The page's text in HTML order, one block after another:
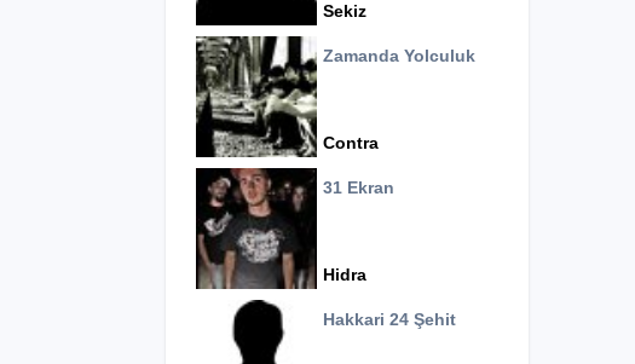
Sekiz
Zamanda Yolculuk
Contra
31 Ekran
Hidra
Hakkari 24 Şehit